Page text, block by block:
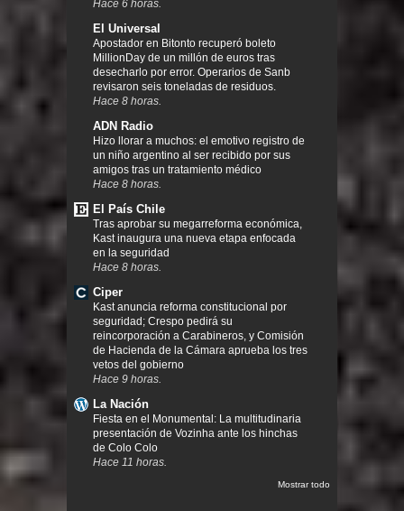
Hace 6 horas.
El Universal
Apostador en Bitonto recuperó boleto
MillionDay de un millón de euros tras
desecharlo por error. Operarios de Sanb
revisaron seis toneladas de residuos.
Hace 8 horas.
ADN Radio
Hizo llorar a muchos: el emotivo registro de
un niño argentino al ser recibido por sus
amigos tras un tratamiento médico
Hace 8 horas.
El País Chile
Tras aprobar su megarreforma económica,
Kast inaugura una nueva etapa enfocada
en la seguridad
Hace 8 horas.
Ciper
Kast anuncia reforma constitucional por
seguridad; Crespo pedirá su
reincorporación a Carabineros, y Comisión
de Hacienda de la Cámara aprueba los tres
vetos del gobierno
Hace 9 horas.
La Nación
Fiesta en el Monumental: La multitudinaria
presentación de Vozinha ante los hinchas
de Colo Colo
Hace 11 horas.
Mostrar todo